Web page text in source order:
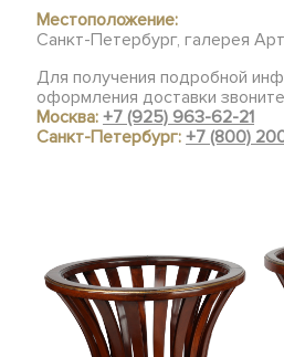
Местоположение:
Санкт-Петербург, галерея
Для получения подробной
оформления доставки
Москва:+7 (925) 963-62-21
Санкт-Петербург:+7 (800)